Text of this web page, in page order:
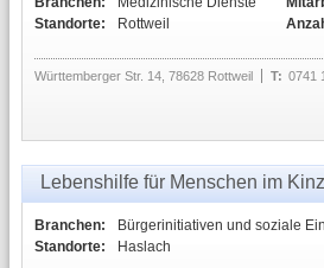
Standorte:
Rottweil
Württemberger Str. 14, 78628 Rottweil T: 0741
Lebenshilfe für Menschen im
Branchen:
Bürgerinitiativen und soziale
Standorte:
Haslach